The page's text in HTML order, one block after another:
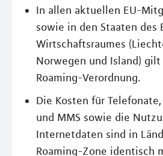
In allen aktuellen EU-
sowie in den Staaten des
Wirtschaftsraumes
Norwegen und Island) gilt
Roaming-Verordnung.
Die Kosten für
und MMS sowie die
Internetdaten sind in
Roaming-Zone identisch